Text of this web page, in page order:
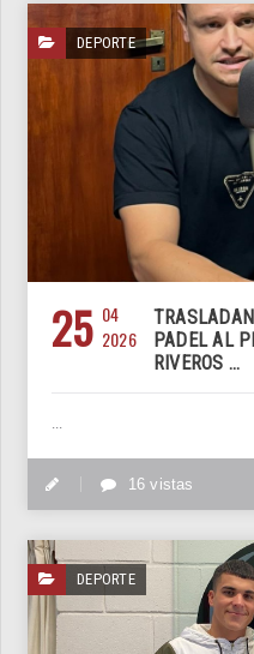
DEPORTE
25 04
2026
PADEL AL
RIVEROS ...
...
16 vistas
DEPORTE